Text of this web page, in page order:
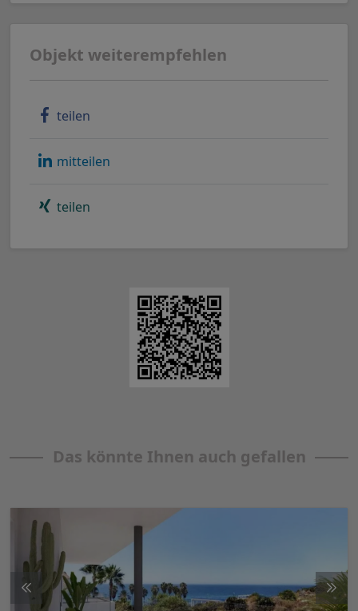
Objekt weiterempfehlen
teilen
mitteilen
teilen
Das könnte Ihnen auch gefallen